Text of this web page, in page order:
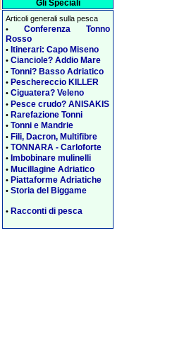
Gli Speciali
Articoli generali sulla pesca
• Conferenza Tonno
Rosso
• Itinerari: Capo Miseno
• Cianciole? Addio Mare
• Tonni? Basso Adriatico
• Peschereccio KILLER
• Ciguatera? Veleno
• Pesce crudo? ANISAKIS
• Rarefazione Tonni
• Tonni e Mandrie
• Fili, Dacron, Multifibre
• TONNARA - Carloforte
• Imbobinare mulinelli
• Mucillagine Adriatico
• Piattaforme Adriatiche
• Storia del Biggame
• Racconti di pesca